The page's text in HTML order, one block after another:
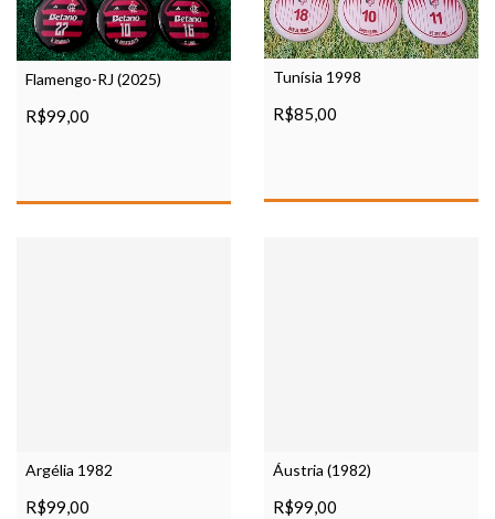
Flamengo-RJ (2025)
R$99,00
Tunísia 1998
R$85,00
Argélia 1982
R$99,00
Áustria (1982)
R$99,00